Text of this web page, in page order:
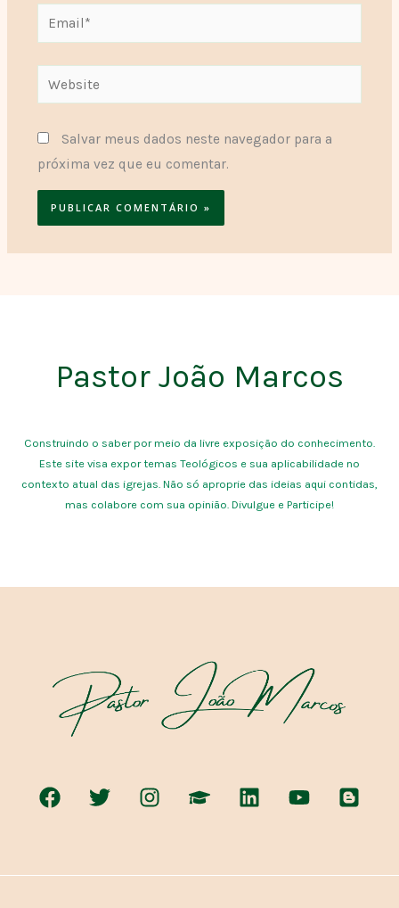
Email*
Website
Salvar meus dados neste navegador para a
próxima vez que eu comentar.
Pastor João Marcos
Construindo o saber por meio da livre exposição do conhecimento.
Este site visa expor temas Teológicos e sua aplicabilidade no
contexto atual das igrejas. Não só aproprie das ideias aqui contidas,
mas colabore com sua opinião. Divulgue e Participe!